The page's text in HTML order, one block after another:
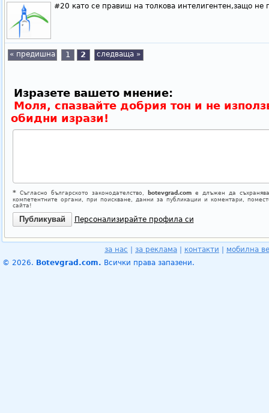
#20 като се правиш на толкова интелигентен,защо не
« предишна 1 2 следваща »
Изразете вашето мнение:
Моля, спазвайте добрия тон и не
обидни изрази!
*Съгласно българското законодателство, botevgrad.comе длъжен да
компетентните органи, при поискване, данни за публикации и коментари,
сайта!
Персонализирайте профила си
за нас за реклама контакти
мобилна
© 2026. Botevgrad.com. Всички права запазени.